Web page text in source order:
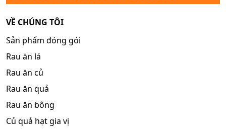
VỀ CHÚNG TÔI
Sản phẩm đóng gói
Rau ăn lá
Rau ăn củ
Rau ăn quả
Rau ăn bông
Củ quả hạt gia vị